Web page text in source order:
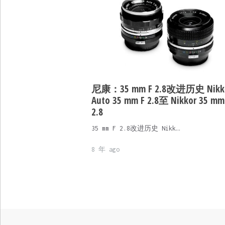
尼康：35 mm F 2.8改进历史
Auto 35 mm F 2.8至Nikkor 35 mm
2.8
35 mm F 2.8改进历史 Nikk…
8 年 ago